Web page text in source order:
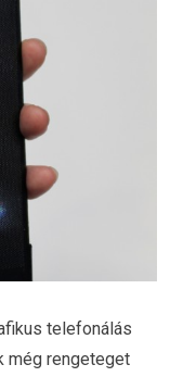
telefonálás
még rengeteget